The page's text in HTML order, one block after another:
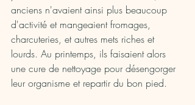
anciens n'avaient ainsi plus beaucoup
d'activité et mangeaient fromages,
charcuteries, et autres mets riches et
lourds. Au printemps, ils faisaient alors
une cure de nettoyage pour désengorger
leur organisme et repartir du bon pied.